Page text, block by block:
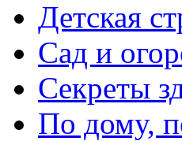
Детская
Сад и
Секреты
По дому,